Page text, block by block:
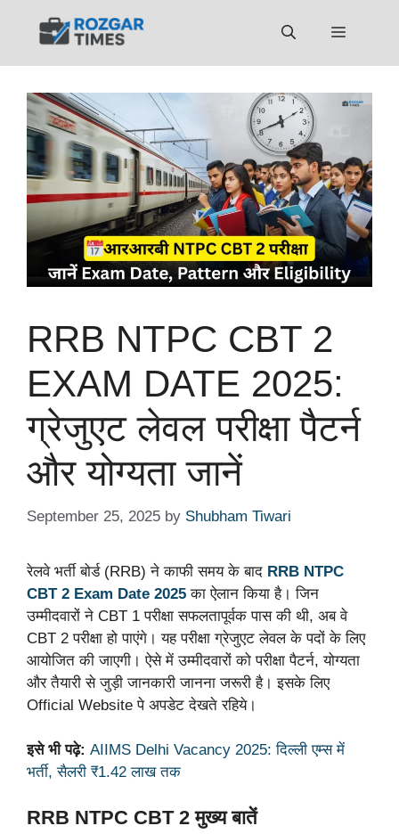
Menu
RRB NTPC CBT 2
EXAM DATE 2025:
ग्रेजुएट लेवल परीक्षा पैटर्न
और योग्यता जानें
September 25, 2025 by Shubham Tiwari
रेलवे भर्ती बोर्ड (RRB) ने काफी समय के बाद RRB NTPC
CBT 2 Exam Date 2025 का ऐलान किया है। जिन
उम्मीदवारों ने CBT 1 परीक्षा सफलतापूर्वक पास की थी, अब वे
CBT 2 परीक्षा हो पाएंगे। यह परीक्षा ग्रेजुएट लेवल के पदों के लिए
आयोजित की जाएगी। ऐसे में उम्मीदवारों को परीक्षा पैटर्न, योग्यता
और तैयारी से जुड़ी जानकारी जानना जरूरी है। इसके लिए
Official Website पे अपडेट देखते रहिये।
इसे भी पढ़े: AIIMS Delhi Vacancy 2025: दिल्ली एम्स में
भर्ती, सैलरी ₹1.42 लाख तक
RRB NTPC CBT 2 मुख्य बातें